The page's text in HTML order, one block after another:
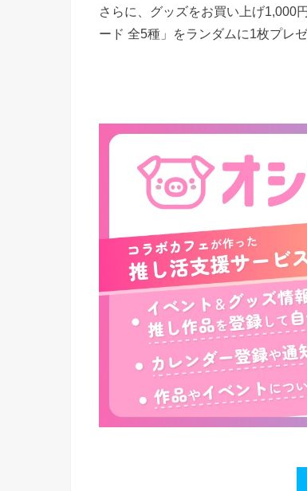
さらに、グッズをお買い上げ1,000
ード 全5種」をランダムに1枚プレ